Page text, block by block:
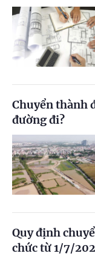
Chuyển thành
đường đi?
Quy định
chức từ 1/7/